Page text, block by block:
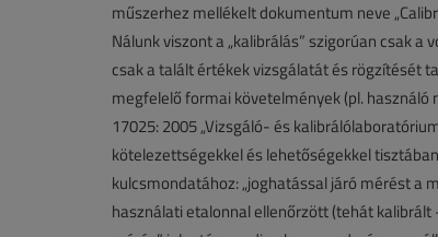
műszerhez mellékelt dokumentum neve
Nálunk viszont a „kalibrálás” szigorúan csak
csak a talált értékek vizsgálatát és rögzítését
megfelelő formai követelmények (pl. használó
17025: 2005 „Vizsgáló- és
kötelezettségekkel és lehetőségekkel
kulcsmondatához: „joghatással járó mérést a
használati etalonnal ellenőrzött (tehát kalibrált